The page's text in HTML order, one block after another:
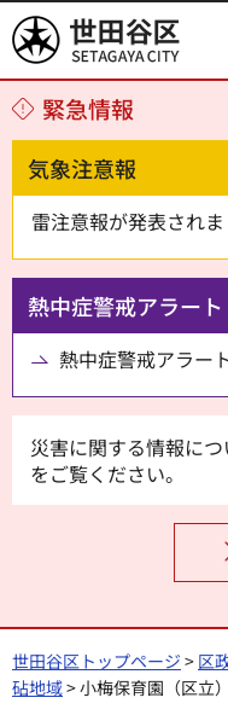
世田谷区
緊急情報
気象注意報
雷注意報が発表されま
熱中症警戒アラート
熱中症警戒アラー
災害に関する情報につ
をご覧ください。
世田谷区トップページ > 区
砧地域> 小梅保育園（区立）